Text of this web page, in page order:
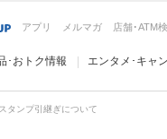
アプリ メルマガ 店舗･ATM
･おトク情報 エンタメ･キャ
タンプ引継ぎについて